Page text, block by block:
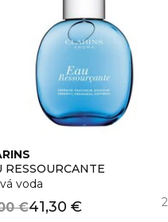
RESSOURCANTE
voda
41,30 €
€